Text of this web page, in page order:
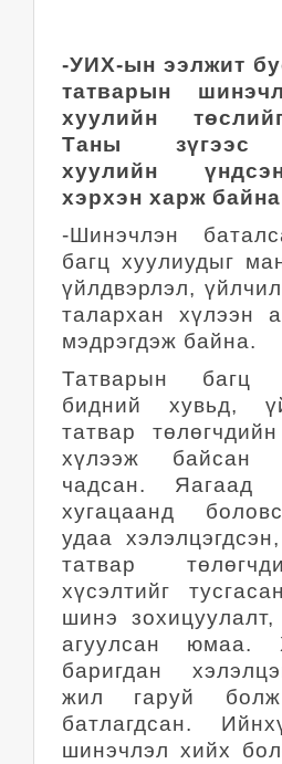
-УИХ-ын ээлжит
татварын
хуулийн
Таны зүгээс
хуулийн
хэрхэн харж
-Шинэчлэн
багц хуулиудыг
үйлдвэрлэл,
талархан хүлээн
мэдрэгдэж байна.
Татварын багц
бидний хувьд,
татвар
хүлээж байсан
чадсан. Яагаад
хугацаанд
удаа
татвар
хүсэлтийг
шинэ зохицуулалт,
агуулсан юмаа.
баригдан
жил гаруй
батлагдсан.
шинэчлэл хийх